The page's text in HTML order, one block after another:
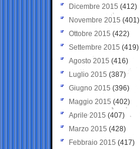
Dicembre 2015 (412)
Novembre 2015 (401)
Ottobre 2015 (422)
Settembre 2015 (419)
Agosto 2015 (416)
Luglio 2015 (387)
Giugno 2015 (396)
Maggio 2015 (402)
Aprile 2015 (407)
Marzo 2015 (428)
Febbraio 2015 (417)